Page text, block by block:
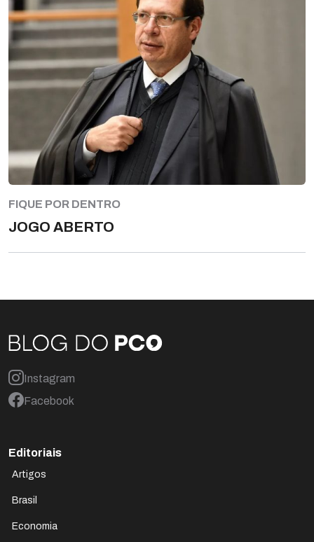
FIQUE POR DENTRO
JOGO ABERTO
Instagram
Facebook
Editoriais
Artigos
Brasil
Economia